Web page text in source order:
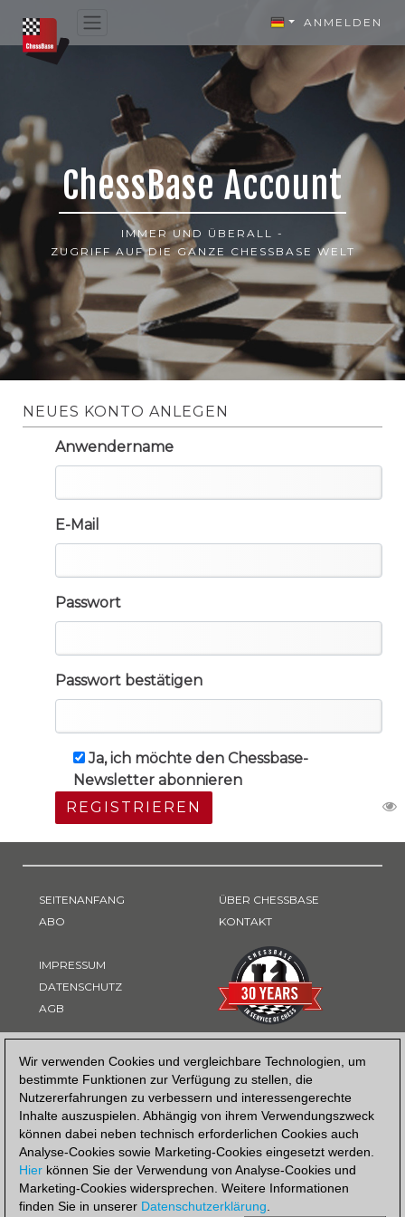
Wir verwenden Cookies und vergleichbare Technologien, um
bestimmte Funktionen zur Verfügung zu stellen, die
Nutzererfahrungen zu verbessern und interessengerechte
Inhalte auszuspielen. Abhängig von ihrem Verwendungszweck
können dabei neben technisch erforderlichen Cookies auch
Analyse-Cookies sowie Marketing-Cookies eingesetzt werden.
Hier können Sie der Verwendung von Analyse-Cookies und
Marketing-Cookies widersprechen. Weitere Informationen
finden Sie in unserer Datenschutzerklärung.
ANMELDEN
ChessBase Account
IMMER UND ÜBERALL -
ZUGRIFF AUF DIE GANZE CHESSBASE WELT
NEUES KONTO ANLEGEN
Anwendername
E-Mail
Passwort
Passwort bestätigen
Ja, ich möchte den Chessbase-
Newsletter abonnieren
REGISTRIEREN
SEITENANFANG
ABO
IMPRESSUM
DATENSCHUTZ
AGB
ÜBER CHESSBASE
KONTAKT
ZAHLUNGSART